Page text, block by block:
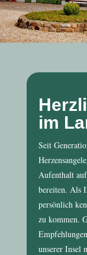
im
Seit
Aufenthalt
bereiten. Als
persönlich
zu kommen.
unserer Insel